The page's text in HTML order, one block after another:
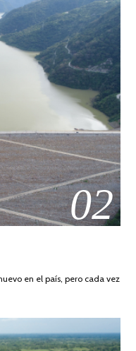
02
en el país, pero cada vez